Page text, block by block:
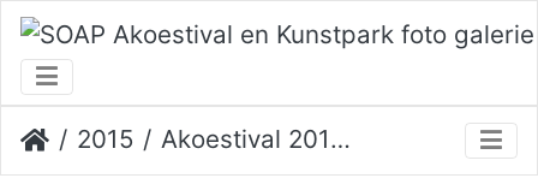
2015 Akoestival 2015 Erik Veerman